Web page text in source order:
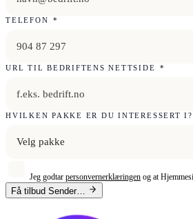
TELEFON *
URL TIL BEDRIFTENS NETTSIDE *
HVILKEN PAKKE ER DU INTERESSERT I?
Velg pakke
Jeg godtar personvernerklæringen og at
Få tilbud Sender…